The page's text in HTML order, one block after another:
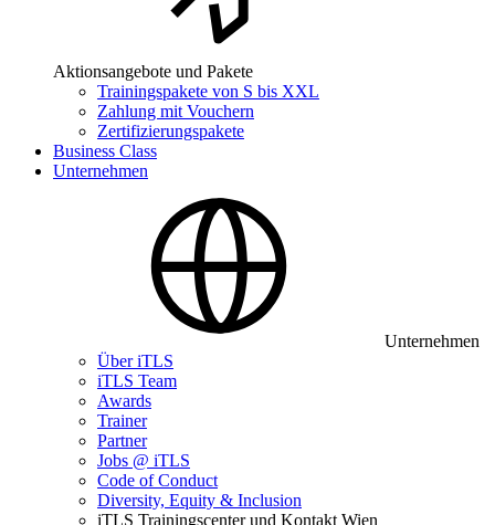
Aktionsangebote und Pakete
Trainingspakete von S bis XXL
Zahlung mit Vouchern
Zertifizierungspakete
Business Class
Unternehmen
Unternehmen
Über iTLS
iTLS Team
Awards
Trainer
Partner
Jobs @ iTLS
Code of Conduct
Diversity, Equity & Inclusion
iTLS Trainingscenter und Kontakt Wien